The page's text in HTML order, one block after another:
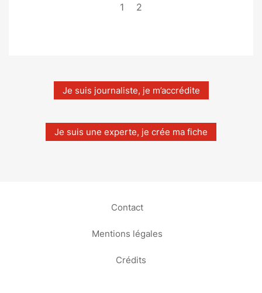
1 2
Je suis journaliste, je m’accrédite
Je suis une experte, je crée ma fiche
Contact
Mentions légales
Crédits